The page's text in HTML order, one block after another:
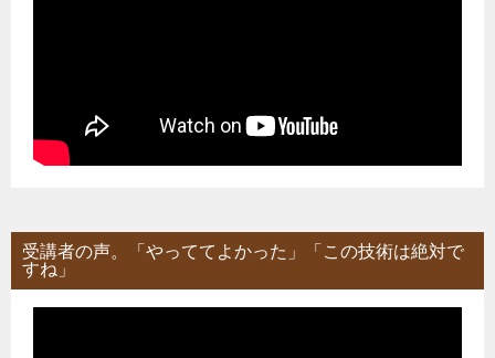
受講者の声。「やっててよかった」「この技術は絶対で
すね」